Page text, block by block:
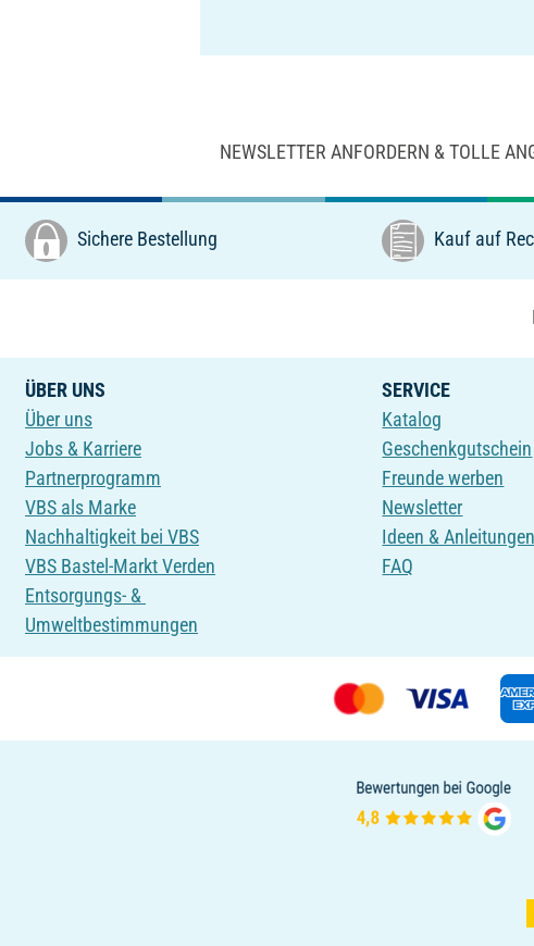
NEWSLETTER ANFORDERN & TOLLE
Sichere Bestellung Kauf auf
ÜBER UNS
Über uns
Jobs & Karriere
Partnerprogramm
VBS als Marke
Nachhaltigkeit bei VBS
VBS Bastel-Markt Verden
Entsorgungs- &
Umweltbestimmungen
SERVICE
Katalog
Geschenkgutschein
Freunde werben
Newsletter
Ideen & Anleitungen
FAQ